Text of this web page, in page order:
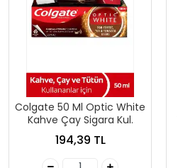
Colgate 50 Ml Optic White
Kahve Çay Sigara Kul.
194,39 TL